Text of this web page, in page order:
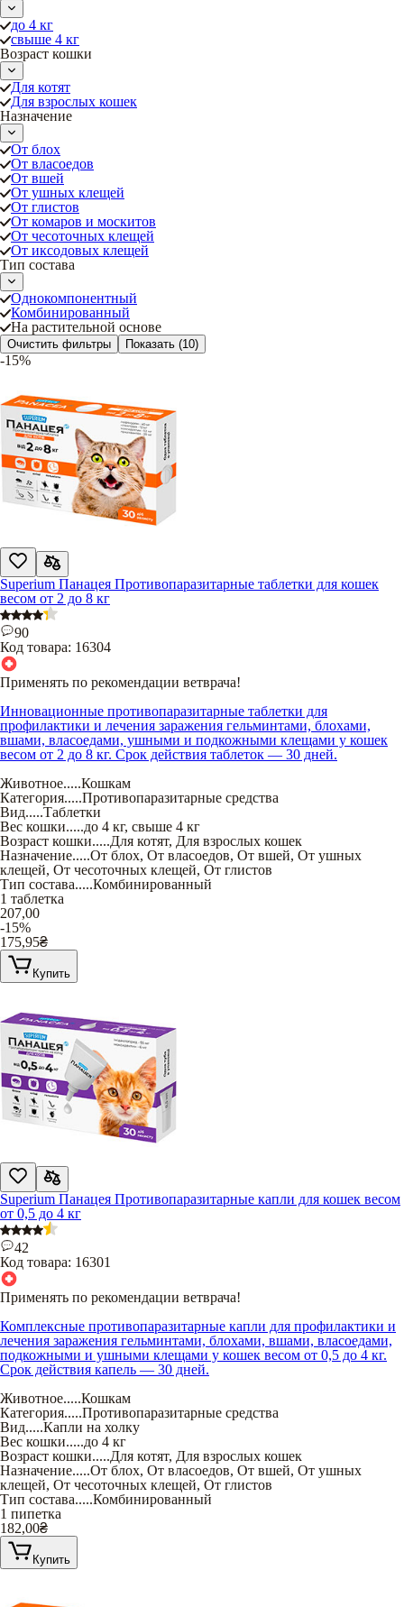
до 4 кг
свыше 4 кг
Возраст кошки
Для котят
Для взрослых кошек
Назначение
От блох
От власоедов
От вшей
От ушных клещей
От глистов
От комаров и москитов
От чесоточных клещей
От иксодовых клещей
Тип состава
Однокомпонентный
Комбинированный
На растительной основе
Очистить фильтры Показать (10)
-15%
Superium Панацея Противопаразитарные таблетки для кошек
весом от 2 до 8 кг
90
Код товара: 16304
Применять по рекомендации ветврача!
Инновационные противопаразитарные таблетки для
профилактики и лечения заражения гельминтами, блохами,
вшами, власоедами, ушными и подкожными клещами у кошек
весом от 2 до 8 кг. Срок действия таблеток — 30 дней.
Животное.....Кошкам
Категория.....Противопаразитарные средства
Вид.....Таблетки
Вес кошки.....до 4 кг, свыше 4 кг
Возраст кошки.....Для котят, Для взрослых кошек
Назначение.....От блох, От власоедов, От вшей, От ушных
клещей, От чесоточных клещей, От глистов
Тип состава.....Комбинированный
1 таблетка
207,00
-15%
175,95₴
Купить
Superium Панацея Противопаразитарные капли для кошек весом
от 0,5 до 4 кг
42
Код товара: 16301
Применять по рекомендации ветврача!
Комплексные противопаразитарные капли для профилактики и
лечения заражения гельминтами, блохами, вшами, власоедами,
подкожными и ушными клещами у кошек весом от 0,5 до 4 кг.
Срок действия капель — 30 дней.
Животное.....Кошкам
Категория.....Противопаразитарные средства
Вид.....Капли на холку
Вес кошки.....до 4 кг
Возраст кошки.....Для котят, Для взрослых кошек
Назначение.....От блох, От власоедов, От вшей, От ушных
клещей, От чесоточных клещей, От глистов
Тип состава.....Комбинированный
1 пипетка
182,00₴
Купить